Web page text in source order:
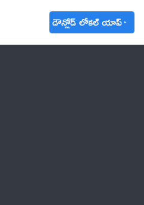
డౌన్లోడ్ లోకల్ యాప్